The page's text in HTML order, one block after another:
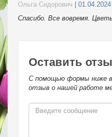
Ольга Сидорович | 01.04.2024
Спасибо. Все вовремя.
Оставить
С помощью формы ниже
отзыв о нашей работе